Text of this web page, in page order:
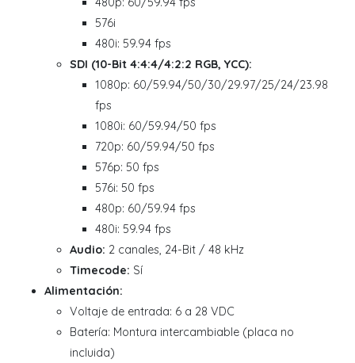
576i
480i: 59.94 fps
SDI (10-Bit 4:4:4/4:2:2 RGB, YCC):
1080p: 60/59.94/50/30/29.97/25/24/23.98
fps
1080i: 60/59.94/50 fps
720p: 60/59.94/50 fps
576p: 50 fps
576i: 50 fps
480p: 60/59.94 fps
480i: 59.94 fps
Audio: 2 canales, 24-Bit / 48 kHz
Timecode: Sí
Alimentación:
Voltaje de entrada: 6 a 28 VDC
Batería: Montura intercambiable (placa no
incluida)